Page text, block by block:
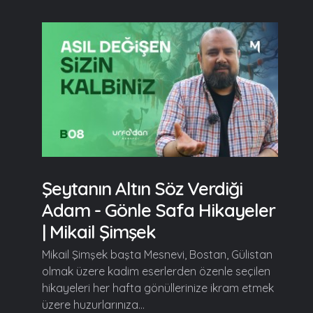
Şeytanın Altın Söz Verdiği
Adam - Gönle Safa Hikayeler
| Mikail Şimşek
Mikail Şimşek başta Mesnevi, Bostan, Gülistan
olmak üzere kadim eserlerden özenle seçilen
hikayeleri her hafta gönüllerinize ikram etmek
üzere huzurlarınıza...